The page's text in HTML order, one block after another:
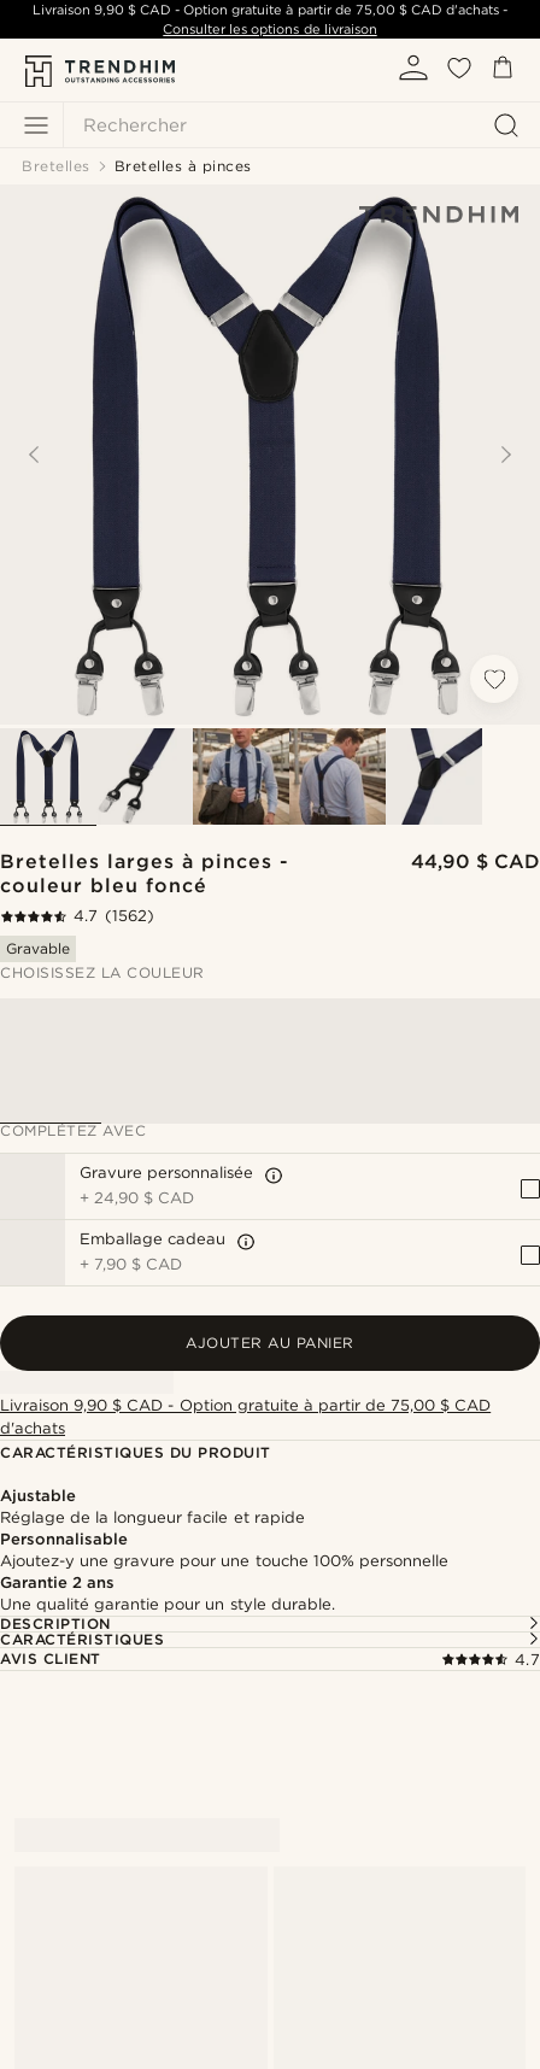
Rechercher
Livraison 9,90 $ CAD - Option gratuite à partir de 75,00 $ CAD d'achats -
Consulter les options de livraison
Bretelles Bretelles à pinces
Bretelles larges à pinces -
couleur bleu foncé
44,90 $ CAD
4.7 (1562)
Gravable
CHOISISSEZ LA COULEUR
COMPLÉTEZ AVEC
Gravure personnalisée
+24,90 $ CAD
Emballage cadeau
+ 7,90 $ CAD
AJOUTER AU PANIER
Livraison 9,90 $ CAD - Option gratuite à partir de 75,00 $ CAD
d'achats
CARACTÉRISTIQUES DU PRODUIT
Ajustable
Réglage de la longueur facile et rapide
Personnalisable
Ajoutez-y une gravure pour une touche 100% personnelle
Garantie 2 ans
Une qualité garantie pour un style durable.
DESCRIPTION
CARACTÉRISTIQUES
AVIS CLIENT
4.7